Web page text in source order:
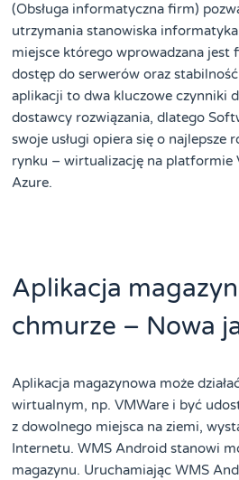
(Obsługa informatyczna firm)
utrzymania stanowiska
miejsce którego wprowadzana jest
dostęp do serwerów oraz
aplikacji to dwa kluczowe czynniki
dostawcy rozwiązania, dlatego
swoje usługi opiera się o najlepsze
rynku – wirtualizację na platformie
Azure.
Aplikacja
chmurze – Nowa
Aplikacja magazynowa może
wirtualnym, np. VMWare i być
z dowolnego miejsca na ziemi,
Internetu. WMS Android stanowi
magazynu. Uruchamiając WMS